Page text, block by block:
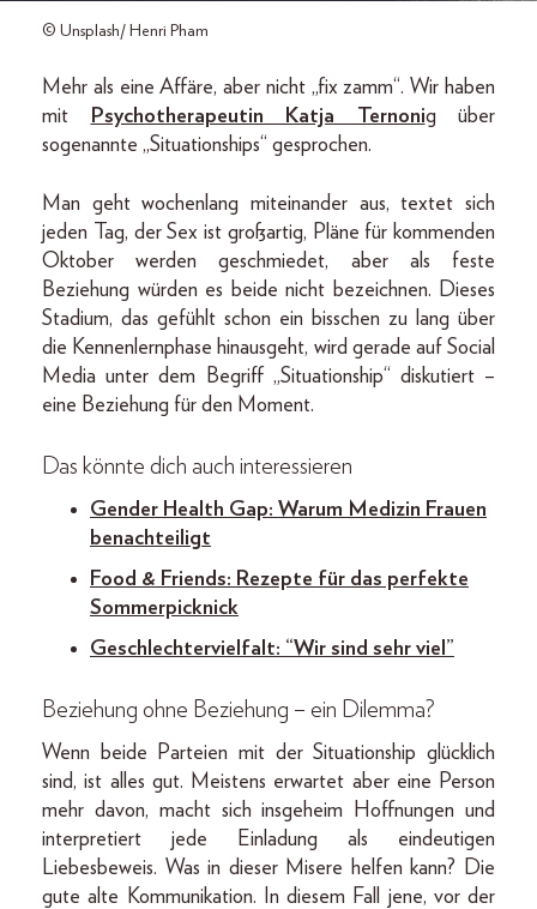
© Unsplash/ Henri Pham
Mehr als eine Affäre, aber nicht „fix zamm“. Wir haben
mit
Psychotherapeutin Katja Ternonig über
sogenannte „Situationships“ gesprochen.
Man geht wochenlang miteinander aus, textet sich
jeden Tag, der Sex ist großartig, Pläne für kommenden
Oktober werden geschmiedet, aber als feste
Beziehung würden es beide nicht bezeichnen. Dieses
Stadium, das gefühlt schon ein bisschen zu lang über
die Kennenlernphase hinausgeht, wird gerade auf Social
Media unter dem Begriff „Situationship“ diskutiert –
eine Beziehung für den Moment.
Das könnte dich auch interessieren
Gender Health Gap: Warum Medizin Frauen
benachteiligt
Food & Friends: Rezepte für das perfekte
Sommerpicknick
Geschlechtervielfalt: “Wir sind sehr viel”
Beziehung ohne Beziehung – ein Dilemma?
Wenn beide Parteien mit der Situationship glücklich
sind, ist alles gut. Meistens erwartet aber eine Person
mehr davon, macht sich insgeheim Hoffnungen und
interpretiert jede Einladung als eindeutigen
Liebesbeweis. Was in dieser Misere helfen kann? Die
gute alte Kommunikation. In diesem Fall jene, vor der